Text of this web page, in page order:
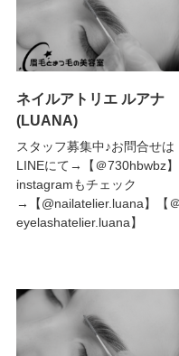
ネイルアトリエ ルアナ
(LUANA)
スタッフ募集中♪お問合せは
LINEにて→【＠730hbwbz】
instagramもチェック
→【@nailatelier.luana】【＠
eyelashatelier.luana】